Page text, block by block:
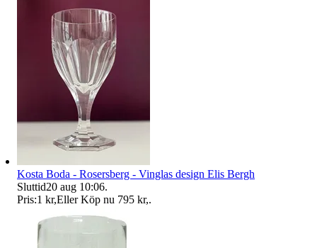
Kosta Boda - Rosersberg - Vinglas design Elis Bergh
Sluttid20 aug 10:06.
Pris:1 kr,Eller Köp nu 795 kr,.